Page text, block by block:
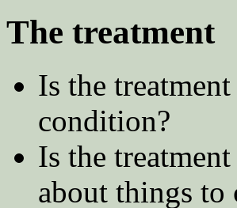
The treatment
Is the
condition?
Is the
about things